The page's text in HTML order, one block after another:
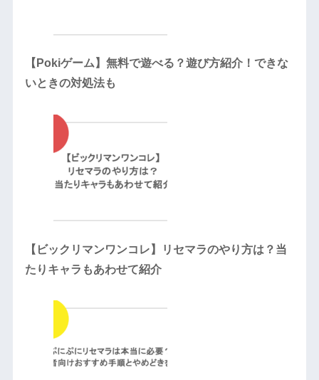
【Pokiゲーム】無料で遊べる？遊び方紹介！できな
いときの対処法も
【ビックリマンワンコレ】リセマラのやり方は？当
たりキャラもあわせて紹介